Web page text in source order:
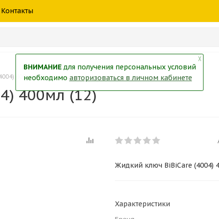
Контакты
400мл (12)
400мл (12)
Жидкий ключ BiBiCare (4004)
Характеристики
╳
ВНИМАНИЕдля получения персональных условий
необходимо авторизоваться в личном кабинете